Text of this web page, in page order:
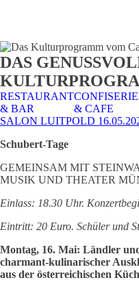
CAFE &
RESTAURANT &
&
DAS
RESTAURANT
& BAR
CONFISERIE
& CAFE
SALON LUITPOLD
Schubert-Tage
GEMEINSAM MIT
MUSIK UND THEATER
Einlass: 18.30 Uhr.
Eintritt: 20 Euro. Schüler und
Montag, 16. Mai: Ländler
charmant-kulinarischer
aus der österreichischen